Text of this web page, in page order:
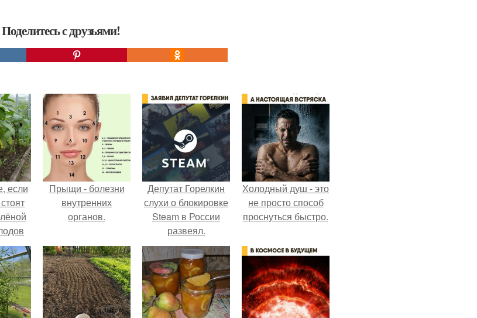
с друзьями!
если
-
тут
Прыщи - болезни
внутренних
органов.
Депутат Горелкин
слухи о блокировке
Steam в России
развеял.
Холодный душ - это
не просто способ
проснуться быстро.